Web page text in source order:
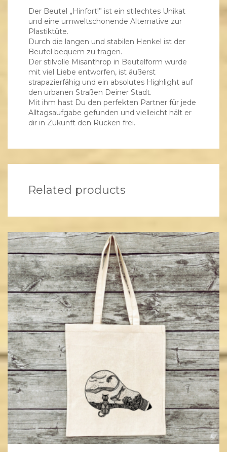
Der Beutel „Hinfort!” ist ein stilechtes Unikat
und eine umweltschonende Alternative zur
Plastiktüte.
Durch die langen und stabilen Henkel ist der
Beutel bequem zu tragen.
Der stilvolle Misanthrop in Beutelform wurde
mit viel Liebe entworfen, ist äußerst
strapazierfähig und ein absolutes Highlight auf
den urbanen Straßen Deiner Stadt.
Mit ihm hast Du den perfekten Partner für jede
Alltagsaufgabe gefunden und vielleicht hält er
dir in Zukunft den Rücken frei.
Related products